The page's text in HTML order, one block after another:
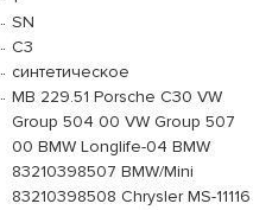
SN
C3
синтетическое
MB 229.51 Porsche C30 VW
Group 504 00 VW Group 507
00 BMW Longlife-04 BMW
83210398507 BMW/Mini
83210398508 Chrysler MS-11116